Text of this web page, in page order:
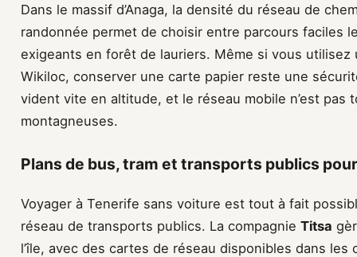
Dans le massif d’Anaga, la densité du réseau de
randonnée permet de choisir entre parcours faciles
exigeants en forêt de lauriers. Même si vous utilisez
Wikiloc, conserver une carte papier reste une
vident vite en altitude, et le réseau mobile n’est pas
montagneuses.
Plans de bus, tram et transports publics
Voyager à Tenerife sans voiture est tout à fait
réseau de transports publics. La compagnie Titsa
l’île, avec des cartes de réseau disponibles dans